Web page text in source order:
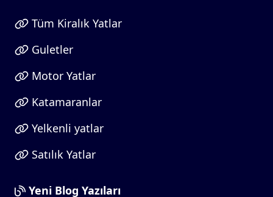
Tüm Kiralık Yatlar
Guletler
Motor Yatlar
Katamaranlar
Yelkenli yatlar
Satılık Yatlar
Yeni Blog Yazıları